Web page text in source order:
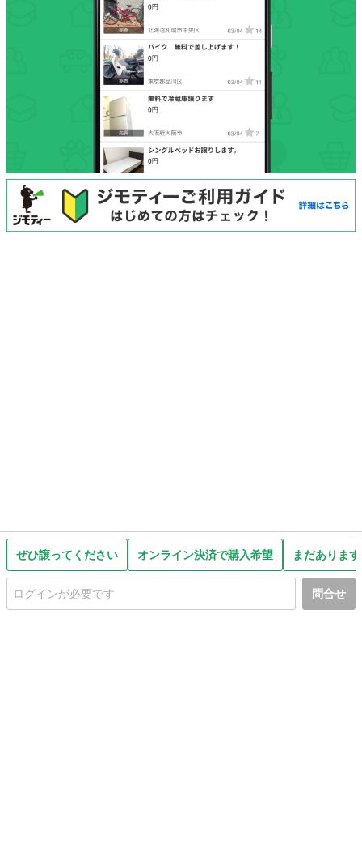
ぜひ譲ってください オンライン決済で購入希望 まだありま
問合せ